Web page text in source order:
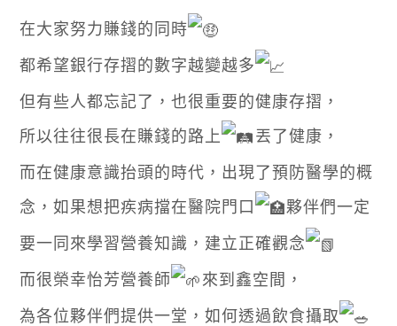
在大家努力賺錢的同時
都希望銀行存摺的數字越變越多
但有些人都忘記了，也很重要的健康存摺，
所以往往很長在賺錢的路上
丟了健康，
而在健康意識抬頭的時代，出現了預防醫學的概
念，如果想把疾病擋在醫院門口
夥伴們一定
要一同來學習營養知識，建立正確觀念
而很榮幸怡芳營養師
來到鑫空間，
為各位夥伴們提供一堂，如何透過飲食攝取